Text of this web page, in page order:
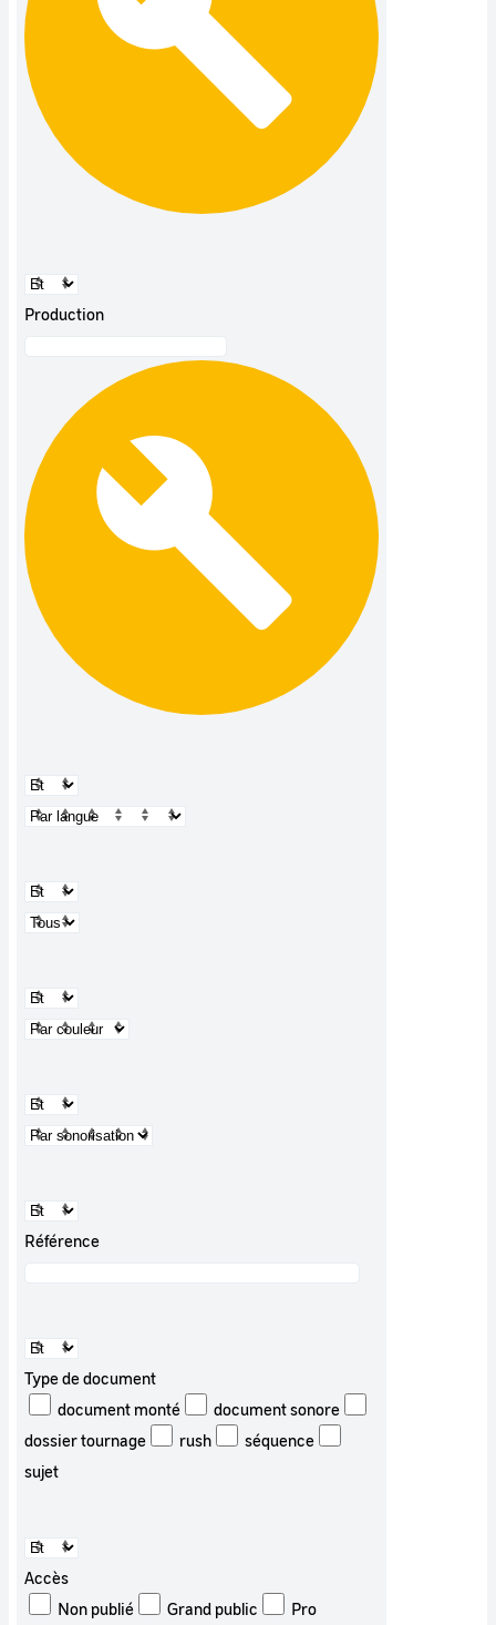
Production
Référence
Type de document
document monté
document sonore
dossier tournage
rush
séquence
sujet
Accès
Non publié
Grand public Pro